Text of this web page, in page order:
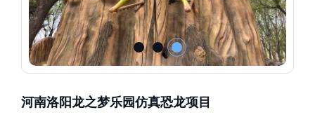
河南洛阳龙之梦乐园仿真恐龙项目